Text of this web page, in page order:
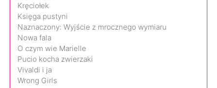
Kręciołek
Księga pustyni
Naznaczony: Wyjście z mrocznego wymiaru
Nowa fala
O czym wie Marielle
Pucio kocha zwierzaki
Vivaldi i ja
Wrong Girls